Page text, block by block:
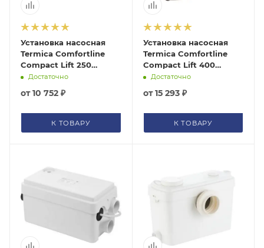
Установка насосная
Termica Comfortline
Compact Lift 250
84969011
Достаточно
от10 752 ₽
К ТОВАРУ
Установка насосная
Termica Comfortline
Compact Lift 400
84969021
Достаточно
от15 293 ₽
К ТОВАРУ